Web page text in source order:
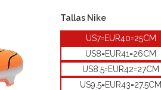
Tallas Nike
US7=EUR40=25CM
US8=EUR41=26CM
US8.5=EUR42=27CM
US9.5=EUR43=27.5CM